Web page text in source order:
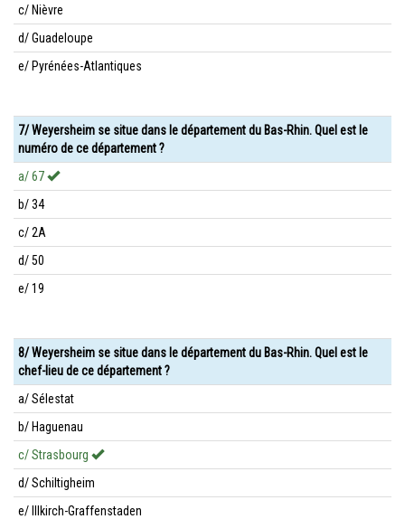
c/ Nièvre
d/ Guadeloupe
e/ Pyrénées-Atlantiques
7/ Weyersheim se situe dans le département du Bas-Rhin. Quel est le
numéro de ce département ?
a/ 67
b/ 34
c/ 2A
d/ 50
e/ 19
8/ Weyersheim se situe dans le département du Bas-Rhin. Quel est le
chef-lieu de ce département ?
a/ Sélestat
b/ Haguenau
c/ Strasbourg
d/ Schiltigheim
e/ Illkirch-Graffenstaden